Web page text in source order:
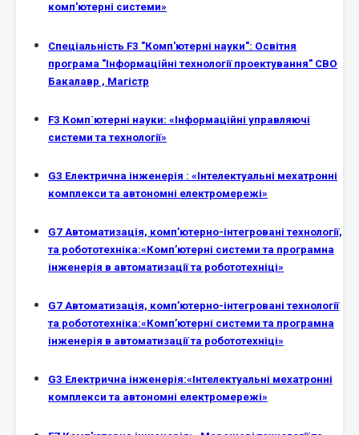
комп'ютерні системи»
Спеціальність F3 "Комп'ютерні науки": Освітня
програма "Інформаційні технології проектування" СВО
Бакалавр , Магістр
F3 Комп`ютерні науки: «Інформаційні управляючі
системи та технології»
G3 Електрична інженерія : «Інтелектуальні мехатронні
комплекси та автономні електромережі»
G7 Автоматизація, комп’ютерно-інтегровані технології,
та робототехніка:«Комп’ютерні системи та програмна
інженерія в автоматизації та робототехніці»
G7 Автоматизація, комп’ютерно-інтегровані технології
та робототехніка:«Комп’ютерні системи та програмна
інженерія в автоматизації та робототехніці»
G3 Електрична інженерія:«Інтелектуальні мехатронні
комплекси та автономні електромережі»